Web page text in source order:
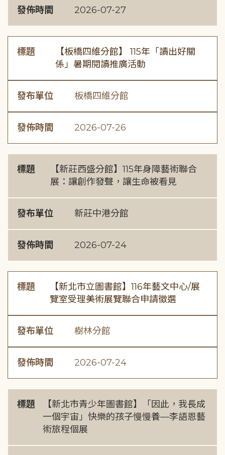
發佈時間 2026-07-27
標題
【板橋四維分館】 115年「讀出好關
係」暑期閱讀推廣活動
發布單位 板橋四維分館
發佈時間 2026-07-26
標題
【新莊西盛分館】115年身障藝術聯合
展：讓創作發聲，讓生命被看見
發布單位 新莊中港分館
發佈時間 2026-07-24
標題
【新北市立圖書館】116年藝文中心/展
覽室受理美術展覽聯合申請徵選
發布單位 樹林分館
發佈時間 2026-07-24
標題
【新北市青少年圖書館】「因此，我長成
一個宇宙」快樂的孩子慢慢養—李語恩藝
術旅程個展